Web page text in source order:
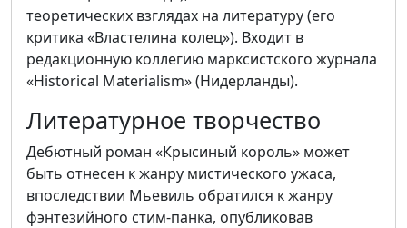
теоретических взглядах на литературу (его
критика «Властелина колец»). Входит в
редакционную коллегию марксистского журнала
«Historical Materialism» (Нидерланды).
Литературное творчество
Дебютный роман «Крысиный король» может
быть отнесен к жанру мистического ужаса,
впоследствии Мьевиль обратился к жанру
фэнтезийного стим-панка, опубликовав